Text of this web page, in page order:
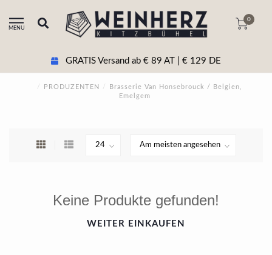
MENU
0
GRATIS Versand ab € 89 AT | € 129 DE
/ PRODUZENTEN /
Brasserie Van Honsebrouck / Belgien,
Emelgem
Keine Produkte gefunden!
WEITER EINKAUFEN